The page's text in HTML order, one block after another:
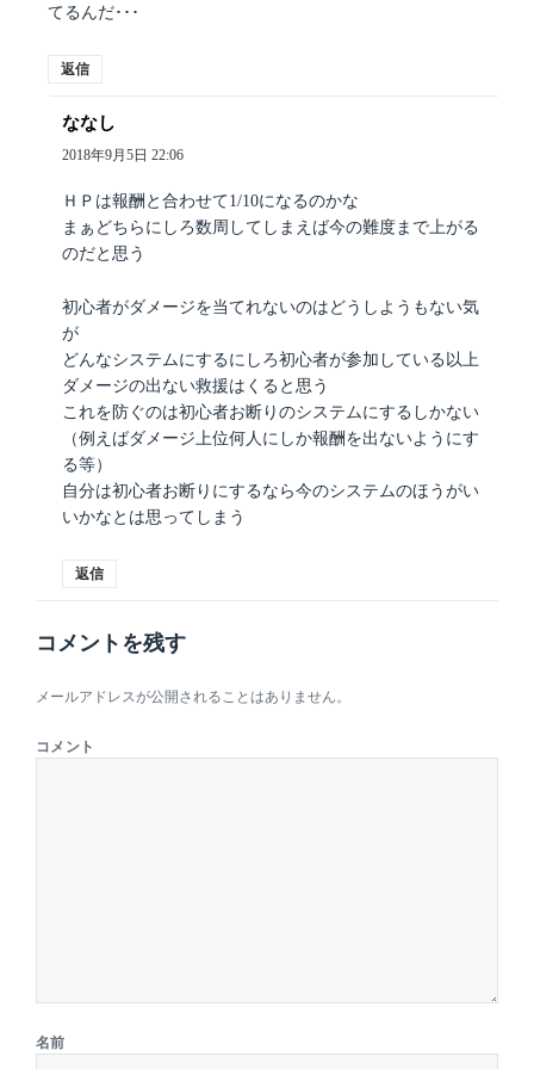
てるんだ･･･
返信
ななし
り:
2018年9月5日 22:06
ＨＰは報酬と合わせて1/10になるのかな
まぁどちらにしろ数周してしまえば今の難度まで上がる
のだと思う
初心者がダメージを当てれないのはどうしようもない気
が
どんなシステムにするにしろ初心者が参加している以上
ダメージの出ない救援はくると思う
これを防ぐのは初心者お断りのシステムにするしかない
（例えばダメージ上位何人にしか報酬を出ないようにす
る等）
自分は初心者お断りにするなら今のシステムのほうがい
いかなとは思ってしまう
返信
コメントを残す
メールアドレスが公開されることはありません。
コメント
名前